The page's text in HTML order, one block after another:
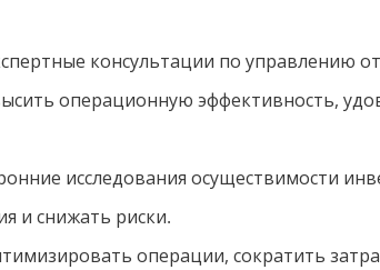
консультации по управлению
операционную эффективность,
исследования осуществимости
и снижать риски.
операции, сократить